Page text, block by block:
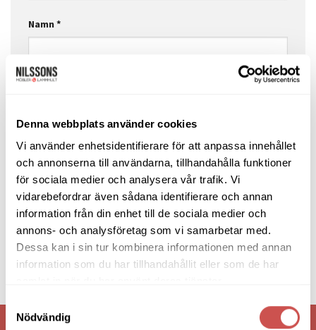
Denna webbplats använder cookies
Vi använder enhetsidentifierare för att anpassa innehållet
och annonserna till användarna, tillhandahålla funktioner
för sociala medier och analysera vår trafik. Vi
vidarebefordrar även sådana identifierare och annan
information från din enhet till de sociala medier och
annons- och analysföretag som vi samarbetar med.
Dessa kan i sin tur kombinera informationen med annan
information som du har tillhandahållit eller som de har
Samtyckesval
Nödvändig
Namn*
Webbplats